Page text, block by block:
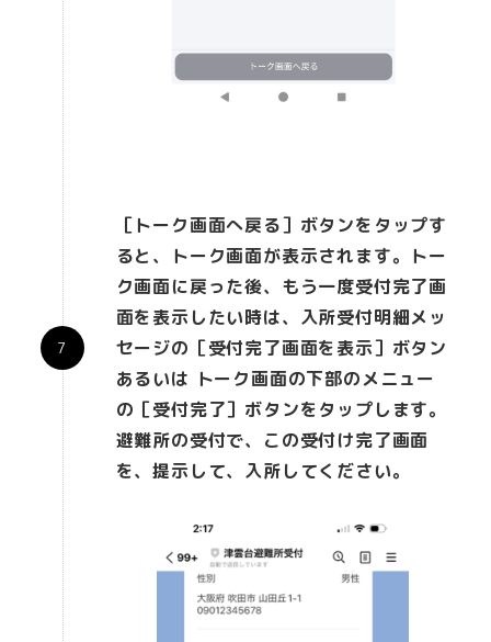
［トーク画面へ戻る］ボタンをタップす
ると、トーク画面が表示されます。トー
ク画面に戻った後、もう一度受付完了画
面を表示したい時は、入所受付明細メッ
セージの［受付完了画面を表示］ボタン
あるいは トーク画面の下部のメニュー
の［受付完了］ボタンをタップします。
避難所の受付で、この受付け完了画面
を、提示して、入所してください。